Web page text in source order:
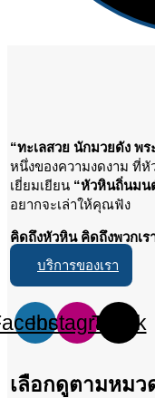
“ทะเลสวย นักมวยดัง พร
หนึ่งของความงดงาม ที่
เยี่ยมเยียน “หัวหินถิ่นมน
อยากจะเล่าให้คุณฟัง
คิดถึงหัวหิน คิดถึงพวกเ
บริการของเรา
InstagramTiktok
เลือกดูตามหมว